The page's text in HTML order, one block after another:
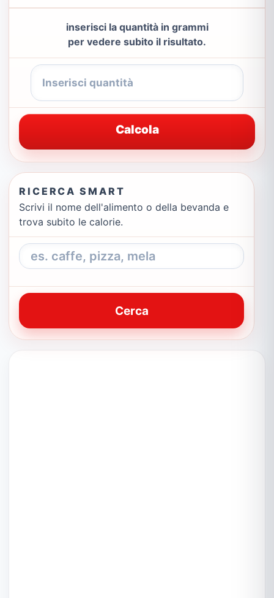
inserisci la quantità in grammi
per vedere subito il risultato.
Calcola
RICERCA SMART
Scrivi il nome dell'alimento o della bevanda e
trova subito le calorie.
Cerca